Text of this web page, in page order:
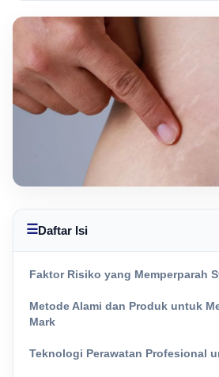
☰Daftar Isi
Faktor Risiko yang Memperparah
Metode Alami dan Produk untuk
Mark
Teknologi Perawatan Profesional